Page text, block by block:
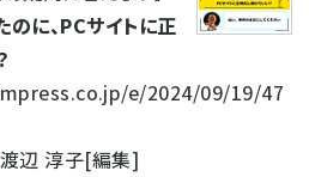
に、PCサイトに正
e/2024/09/19/47
辺 淳子[編集]